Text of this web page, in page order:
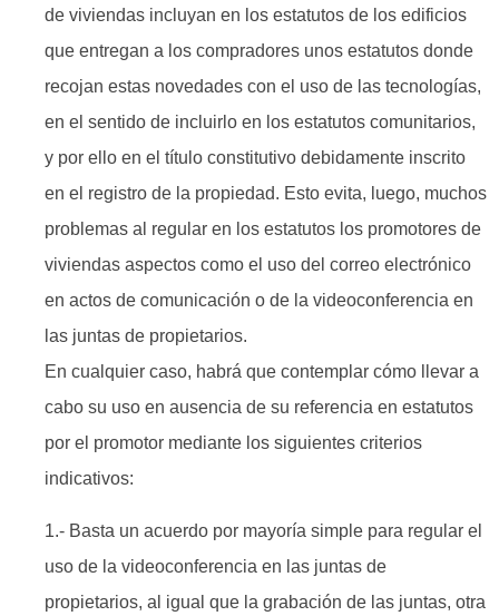
de viviendas incluyan en los estatutos de los edificios
que entregan a los compradores unos estatutos donde
recojan estas novedades con el uso de las tecnologías,
en el sentido de incluirlo en los estatutos comunitarios,
y por ello en el título constitutivo debidamente inscrito
en el registro de la propiedad. Esto evita, luego, muchos
problemas al regular en los estatutos los promotores de
viviendas aspectos como el uso del correo electrónico
en actos de comunicación o de la videoconferencia en
las juntas de propietarios.
En cualquier caso, habrá que contemplar cómo llevar a
cabo su uso en ausencia de su referencia en estatutos
por el promotor mediante los siguientes criterios
indicativos:
1.- Basta un acuerdo por mayoría simple para regular el
uso de la videoconferencia en las juntas de
propietarios, al igual que la grabación de las juntas, otra